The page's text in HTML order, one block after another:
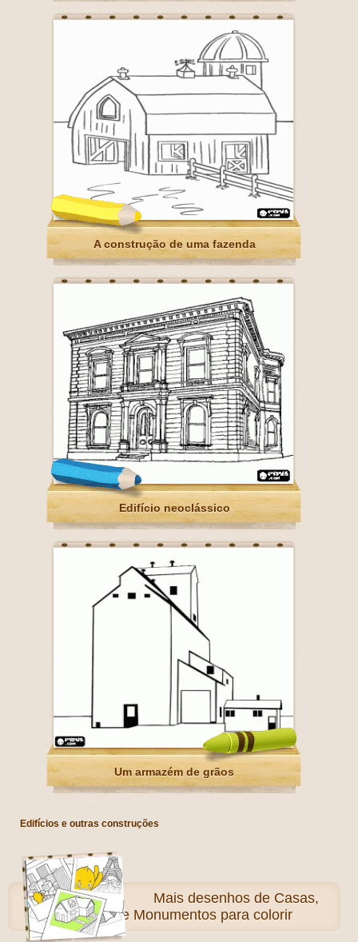
A construção de uma fazenda
Edifício neoclássico
Um armazém de grãos
Edifícios e outras construções
Maisdesenhos de Casas,
Cidades e Monumentos para colorir